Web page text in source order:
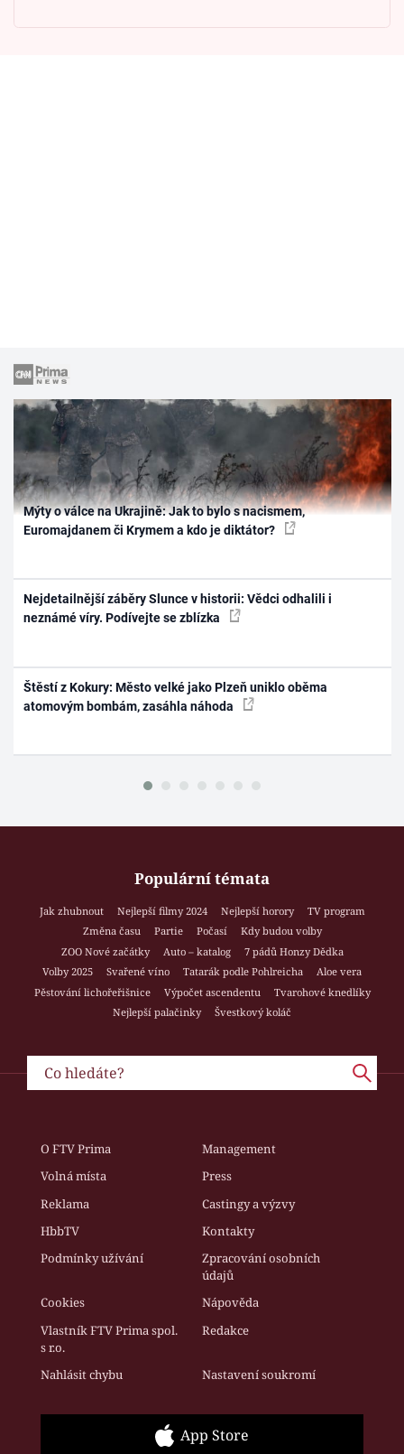
Mýty o válce na Ukrajině: Jak to bylo s nacismem,
Euromajdanem či Krymem a kdo je diktátor?
Nejdetailnější záběry Slunce v historii: Vědci odhalili i
neznámé víry. Podívejte se zblízka
Štěstí z Kokury: Město velké jako Plzeň uniklo oběma
atomovým bombám, zasáhla náhoda
Populární témata
Jak zhubnout Nejlepší filmy 2024 Nejlepší horory
TV program
Změna času
Partie Počasí
Kdy budou volby
ZOO Nové začátky
Auto – katalog
7 pádů Honzy Dědka
Volby 2025
Svařené víno Tatarák podle Pohlreicha
Aloe vera
Pěstování lichořeřišnice
Výpočet ascendentu
Tvarohové knedlíky
Nejlepší palačinky
Švestkový koláč
O FTV Prima
Management
Volná místa
Press
Reklama
Castingy a výzvy
HbbTV
Kontakty
Podmínky užívání
Zpracování osobních
údajů
Cookies
Nápověda
Vlastník FTV Prima spol.
s r.o.
Redakce
Nahlásit chybu Nastavení soukromí
App Store